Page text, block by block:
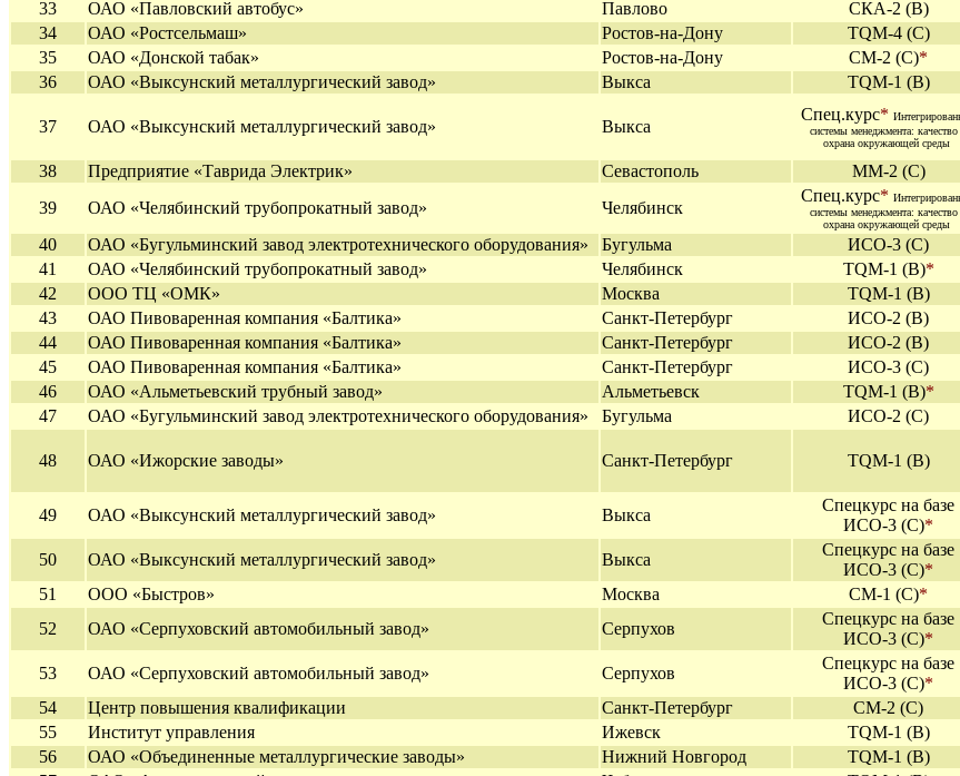
33
ОАО «Павловский автобус» Павлово СКА-2 (В)
34
ОАО «Ростсельмаш» Ростов-на-Дону TQM-4 (С)
35
ОАО «Донской табак» Ростов-на-Дону СМ-2 (С)*
36
ОАО «Выксунский металлургический завод» Выкса TQM-1 (В)
37 ОАО «Выксунский металлургический завод» Выкса
Спец.курс*
системы менеджмента:
охрана окружающей среды
38 Предприятие «Таврида Электрик» Севастополь ММ-2 (С)
39
ОАО «Челябинский трубопрокатный завод» Челябинск
Спец.курс*
системы менеджмента:
охрана окружающей среды
40
ОАО «Бугульминский завод электротехнического оборудования» Бугульма ИСО-3 (С)
41
ОАО «Челябинский трубопрокатный завод» Челябинск TQM-1 (В)*
42
ООО ТЦ «ОМК» Москва TQM-1 (В)
43
ОАО Пивоваренная компания «Балтика» Санкт-Петербург ИСО-2 (В)
44
ОАО Пивоваренная компания «Балтика» Санкт-Петербург ИСО-2 (В)
45
ОАО Пивоваренная компания «Балтика» Санкт-Петербург ИСО-3 (С)
46
ОАО «Альметьевский трубный завод» Альметьевск TQM-1 (В)*
47
ОАО «Бугульминский завод электротехнического оборудования» Бугульма ИСО-2 (С)
48 ОАО «Ижорские заводы» Санкт-Петербург TQM-1 (В)
49 ОАО «Выксунский металлургический завод» Выкса
Спецкурс на базе
ИСО-3 (С)*
50 ОАО «Выксунский металлургический завод» Выкса
Спецкурс на базе
ИСО-3 (С)*
51
ООО «Быстров» Москва СМ-1 (С)*
52
ОАО «Серпуховский автомобильный завод» Серпухов
Спецкурс на базе
ИСО-3 (С)*
53 ОАО «Серпуховский автомобильный завод» Серпухов
Спецкурс на базе
ИСО-3 (С)*
54
Центр повышения квалификации Санкт-Петербург СМ-2 (С)
55
Институт управления Ижевск TQM-1 (В)
56
ОАО «Объединенные металлургические заводы» Нижний Новгород TQM-1 (В)